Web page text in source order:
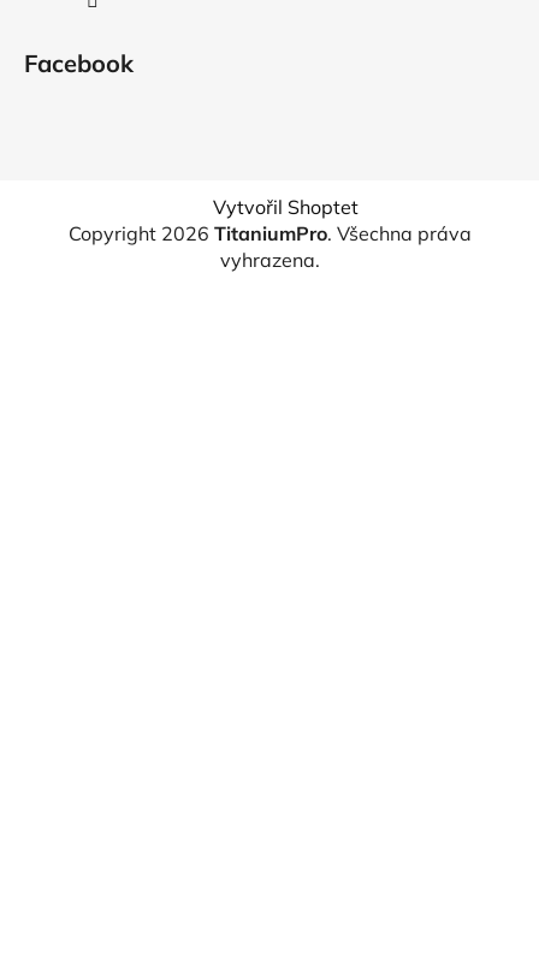
Facebook
Vytvořil Shoptet
Copyright 2026 TitaniumPro. Všechna práva
vyhrazena.